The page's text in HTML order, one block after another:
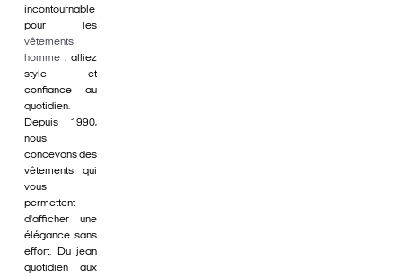
incontournable
pour les
vêtements
homme : alliez
style et
confiance au
quotidien.
Depuis 1990,
nous
concevons des
vêtements qui
vous
permettent
d'afficher une
élégance sans
effort. Du jean
quotidien aux